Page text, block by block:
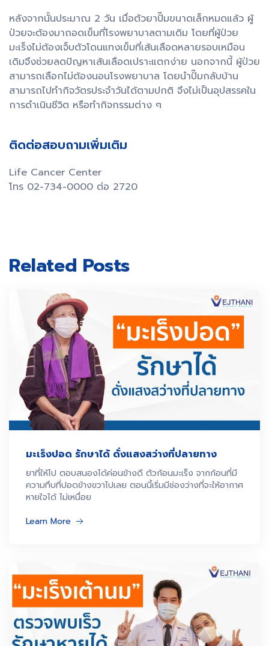
หลังจากนั้นประมาณ 2 วัน เมื่อตัวยาปั๊มขนาดเล็กหมดแล้ว ผู้
ป่วยจะต้องมาถอดเข็มที่โรงพยาบาลตามเดิม โดยที่ผู้ป่วย
มะเร็งไม่ต้องเจ็บตัวโดนแทงเข็มที่เส้นเลือดหลายรอบเหมือน
เดิมจึงช่วยลดปัญหาเส้นเลือดเปราะแตกง่าย นอกจากนี้ ผู้ป่วย
สามารถเลือกไม่ต้องนอนโรงพยาบาล โดยนำปั๊มกลับบ้าน
สามารถไปทำกิจวัตรประจำวันได้ตามปกติ จึงไม่เป็นอุปสรรคใน
การดำเนินชีวิต หรือทำกิจกรรมต่าง ๆ
ติดต่อสอบถามเพิ่มเติม
Life Cancer Center
โทร 02-734-0000 ต่อ 2720
Related Posts
มะเร็งปอด รักษาได้ ดั่งแสงสว่างที่ปลายทาง
ยาที่ให้ไป ตอบสนองได้ค่อนข้างดี ตัวก้อนมะเร็ง จากก้อนที่มี
ความทึบที่ปอดข้างขวาไปเลย ตอนนี้เริ่มมีช่องว่างที่จะให้อากาศ
หายใจได้ ไม่เหนื่อย
Learn More